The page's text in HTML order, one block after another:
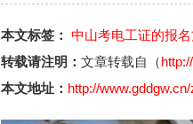
本文标签： 中山考电工证的报
转载请注明： 文章转载自（
本文地址： http://